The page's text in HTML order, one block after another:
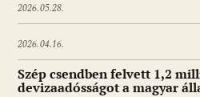
2026.05.28.
2026.04.16.
Szép csendben felvett 1,2
devizaadósságot a magyar